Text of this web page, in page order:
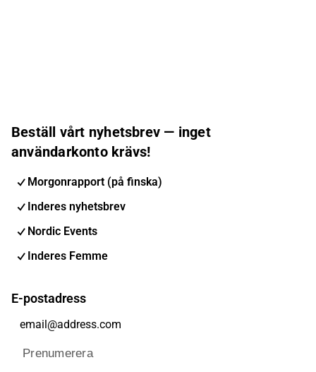
Beställ vårt nyhetsbrev — inget
användarkonto krävs!
Morgonrapport (på finska)
Inderes nyhetsbrev
Nordic Events
Inderes Femme
E-postadress
Prenumerera